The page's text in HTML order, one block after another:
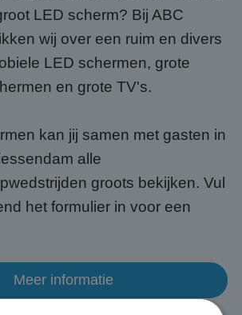
LED scherm? Bij ABC
wij over een ruim en divers
LED schermen, grote
en grote TV's.
kan jij samen met gasten in
alle
groots bekijken. Vul
het formulier in voor een
Meer informatie